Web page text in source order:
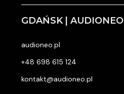
GDAŃSK | AUDIONEO
audioneo.pl
+48 698 615 124
kontakt@audioneo.pl